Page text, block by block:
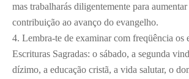
mas trabalharás diligentemente para aumentar
contribuição ao avanço do evangelho.
4. Lembra-te de examinar com freqüência os
Escrituras Sagradas: o sábado, a segunda
dízimo, a educação cristã, a vida salutar, o